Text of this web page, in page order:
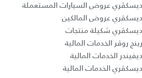
ديسكڤري عروض السيارات المستعملة
ديسكڤري عروض المالكين
ديسكڤري شكيلة منتجات
رينج روڤر الخدمات المالية
ديفيندر الخدمات المالية
ديسكڤري الخدمات المالية